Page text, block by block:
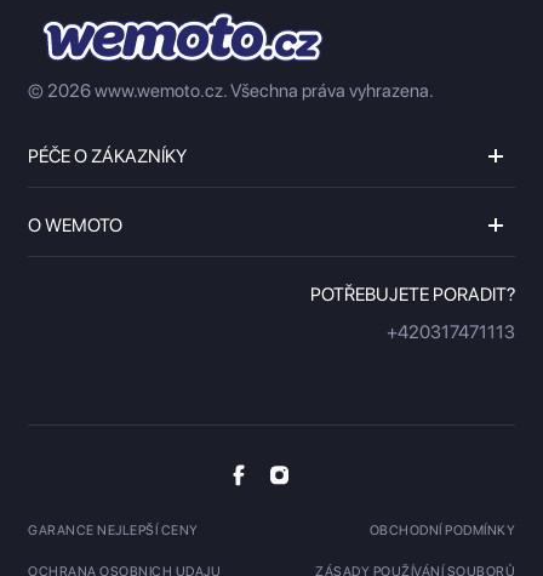
© 2026 www.wemoto.cz.Všechna práva vyhrazena.
PÉČE O ZÁKAZNÍKY
O WEMOTO
POTŘEBUJETE PORADIT?
+420317471113
GARANCE NEJLEPŠÍ CENY OBCHODNÍ PODMÍNKY
OCHRANA OSOBNICH UDAJU ZÁSADY POUŽÍVÁNÍ SOUBORŮ